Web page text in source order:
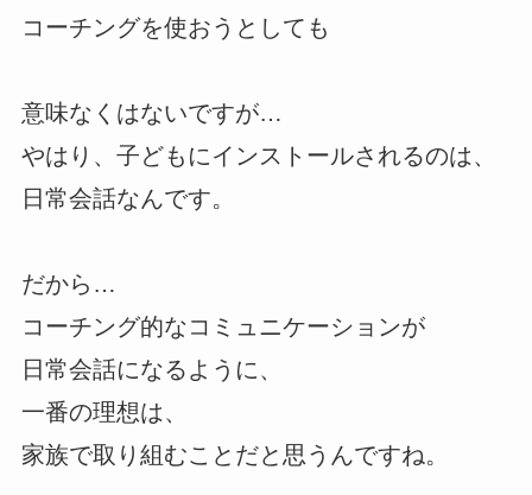
コーチングを使おうとしても
意味なくはないですが…
やはり、子どもにインストールされるのは、
日常会話なんです。
だから…
コーチング的なコミュニケーションが
日常会話になるように、
一番の理想は、
家族で取り組むことだと思うんですね。